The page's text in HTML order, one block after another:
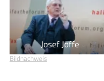
Josef Joffe
Bildnachweis